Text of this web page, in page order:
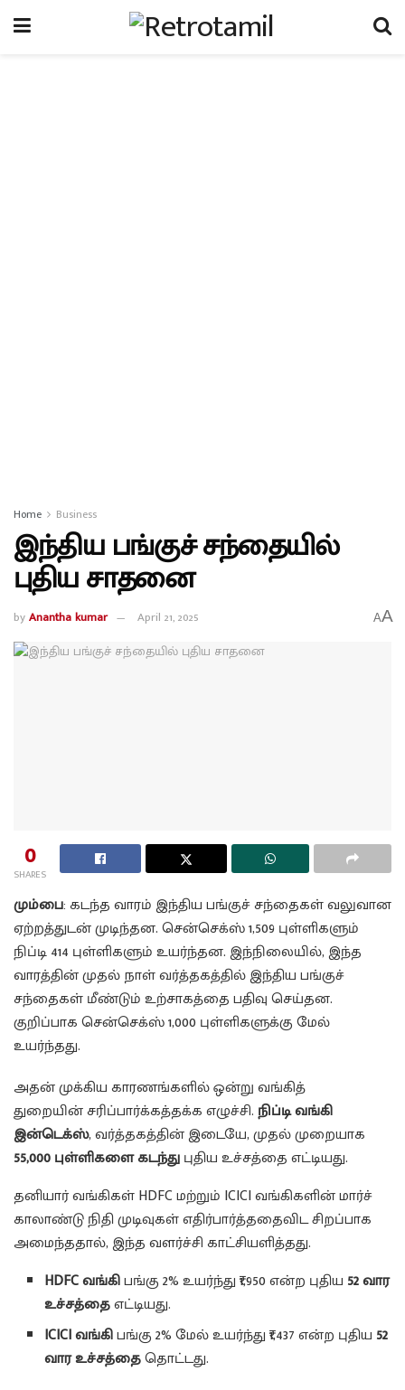
Home Business
இந்திய பங்குச் சந்தையில்
புதிய சாதனை
byAnantha kumar April 21, 2025 AA
0
SHARES
மும்பை: கடந்த வாரம் இந்திய பங்குச் சந்தைகள் வலுவான
ஏற்றத்துடன் முடிந்தன. சென்செக்ஸ் 1,509 புள்ளிகளும்
நிப்டி 414 புள்ளிகளும் உயர்ந்தன. இந்நிலையில், இந்த
வாரத்தின் முதல் நாள் வர்த்தகத்தில் இந்திய பங்குச்
சந்தைகள் மீண்டும் உற்சாகத்தை பதிவு செய்தன.
குறிப்பாக சென்செக்ஸ் 1,000 புள்ளிகளுக்கு மேல்
உயர்ந்தது.
அதன் முக்கிய காரணங்களில் ஒன்று வங்கித்
துறையின் சரிப்பார்க்கத்தக்க எழுச்சி.நிப்டி வங்கி
இன்டெக்ஸ், வர்த்தகத்தின் இடையே, முதல் முறையாக
55,000 புள்ளிகளை கடந்துபுதிய உச்சத்தை எட்டியது.
தனியார் வங்கிகள் HDFC மற்றும் ICICI வங்கிகளின் மார்ச்
காலாண்டு நிதி முடிவுகள் எதிர்பார்த்ததைவிட சிறப்பாக
அமைந்ததால், இந்த வளர்ச்சி காட்சியளித்தது.
HDFC வங்கிபங்கு 2% உயர்ந்து ₹1,950 என்ற புதிய 52 வார
உச்சத்தைஎட்டியது.
ICICI வங்கிபங்கு 2% மேல் உயர்ந்து ₹1,437 என்ற புதிய 52
வார உச்சத்தைதொட்டது.